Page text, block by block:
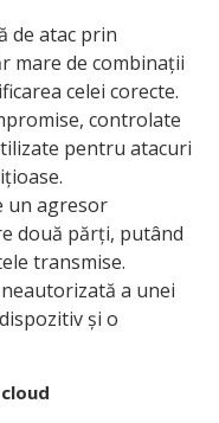
de atac prin
mare de combinații
celei corecte.
controlate
pentru atacuri
un agresor
două părți, putând
transmise.
a unei
și o